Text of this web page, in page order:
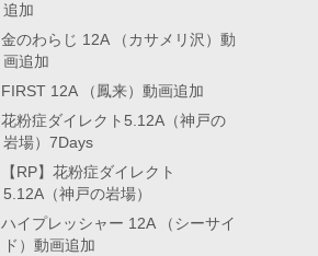
追加
金のわらじ 12A （カサメリ沢）動
画追加
FIRST 12A （鳳来）動画追加
花粉症ダイレクト5.12A（神戸の
岩場）7Days
【RP】花粉症ダイレクト
5.12A（神戸の岩場）
ハイプレッシャー 12A （シーサイ
ド）動画追加